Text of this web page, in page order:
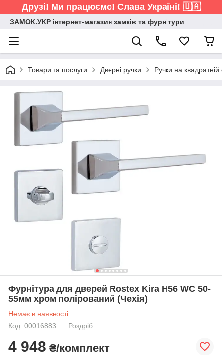
Друзі! Ми працюємо! Слава Україні! 🇺🇦
ЗАМОК.УКР інтернет-магазин замків та фурнітури
Товари та послуги Дверні ручки Ручки на квадратній
Фурнітура для дверей Rostex Kira H56 WC 50-
55мм хром полірований (Чехія)
Немає в наявності
Код: 00016883
Роздріб
4 948 ₴/комплект